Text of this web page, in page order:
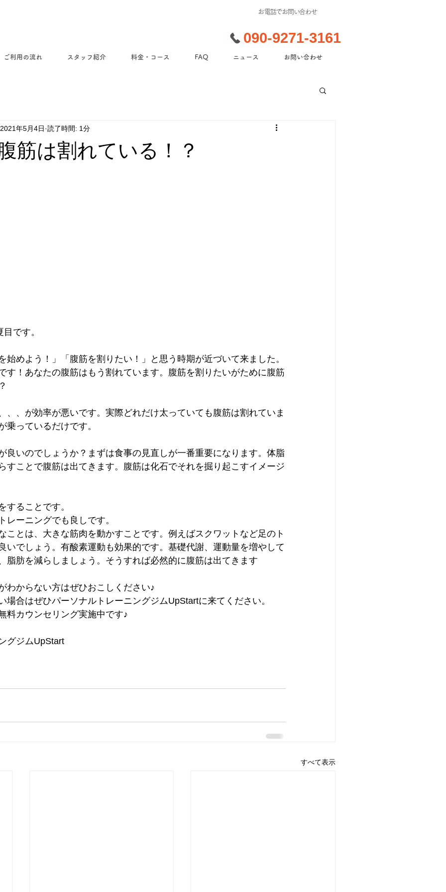
​お電話でお問い合わせ
090-9271-3161
ご利用の流れ スタッフ紹介 料金・コース FAQ ニュース お問い合わせ
筋は割れている！？
2021年5月4日 読了時間: 1分
です。
始めよう！」「腹筋を割りたい！」と思う時期が近づいて来ました。
す！あなたの腹筋はもう割れています。腹筋を割りたいがために腹筋
、、が効率が悪いです。実際どれだけ太っていても腹筋は割れていま
乗っているだけです。
良いのでしょうか？まずは食事の見直しが一番重要になります。体脂
すことで腹筋は出てきます。腹筋は化石でそれを掘り起こすイメージ
することです。
レーニングでも良しです。
ことは、大きな筋肉を動かすことです。例えばスクワットなど足のト
いでしょう。有酸素運動も効果的です。基礎代謝、運動量を増やして
脂肪を減らしましょう。そうすれば必然的に腹筋は出てきます
わからない方はぜひおこしください♪
場合はぜひパーソナルトレーニングジムUpStartに来てください。
料カウンセリング実施中です♪
グジムUpStart
すべて表示